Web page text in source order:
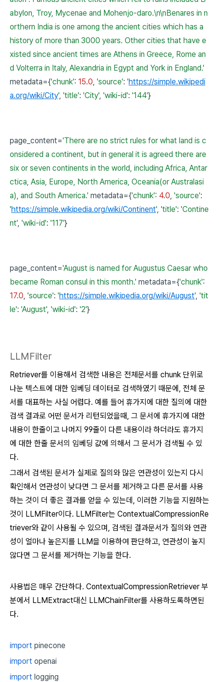
abylon, Troy, Mycenae and Mohenjo-daro.\n\nBenares in n
orthern India is one among the ancient cities which has a
history of more than 3000 years. Other cities that have e
xisted since ancient times are Athens in Greece, Rome an
d Volterra in Italy, Alexandria in Egypt and York in England.'
metadata={'chunk': 15.0, 'source': 'https://simple.wikipedi
a.org/wiki/City', 'title': 'City', 'wiki-id': '144'}
page_content='There are no strict rules for what land is c
onsidered a continent, but in general it is agreed there are
six or seven continents in the world, including Africa, Antar
ctica, Asia, Europe, North America, Oceania(or Australasi
a), and South America.' metadata={'chunk': 4.0, 'source':
'https://simple.wikipedia.org/wiki/Continent', 'title': 'Contine
nt', 'wiki-id': '117'}
page_content='August is named for Augustus Caesar who
became Roman consul in this month.' metadata={'chunk':
17.0, 'source': 'https://simple.wikipedia.org/wiki/August', 'tit
le': 'August', 'wiki-id': '2'}
LLMFilter
Retriever를 이용해서 검색한 내용은 전체문서를 chunk 단위로
나눈 텍스트에 대한 임베딩 데이터로 검색하였기 때문에, 전체 문
서를 대표하는 사실 어렵다. 예를 들어 휴가지에 대한 질의에 대한
검색 결과로 어떤 문서가 리턴되었을때, 그 문서에 휴가지에 대한
내용이 한줄이고 나머지 99줄이 다른 내용이라 하더라도 휴가지
에 대한 한줄 문서의 임베딩 값에 의해서 그 문서가 검색될 수 있
다.
그래서 검색된 문서가 실제로 질의와 많은 연관성이 있는지 다시
확인해서 연관성이 낮다면 그 문서를 제거하고 다른 문서를 사용
하는 것이 더 좋은 결과를 얻을 수 있는데, 이러한 기능을 지원하는
것이 LLMFilter이다. LLMFilter는 ContextualCompressionRe
triever와 같이 사용될 수 있으며, 검색된 결과문서가 질의와 연관
성이 얼마나 높은지를 LLM을 이용하여 판단하고, 연관성이 높지
않다면 그 문서를 제거하는 기능을 한다.
사용법은 매우 간단하다. ContextualCompressionRetriever 부
분에서 LLMExtract대신 LLMChainFilter를 사용하도록하면된
다.
import pinecone
import openai
import logging